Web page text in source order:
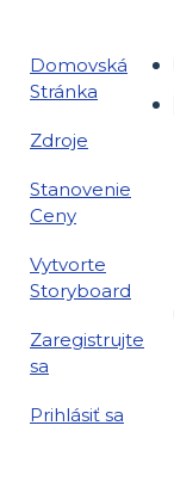
Domovská
Stránka
Zdroje
Stanovenie
Ceny
Vytvorte
Storyboard
Zaregistrujte
sa
Prihlásiť sa